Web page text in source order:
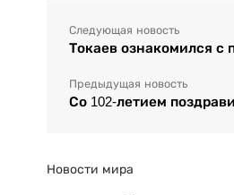
Следующая новость
Токаев ознакомился с
Предыдущая новость
Со 102-летием
Новости мира